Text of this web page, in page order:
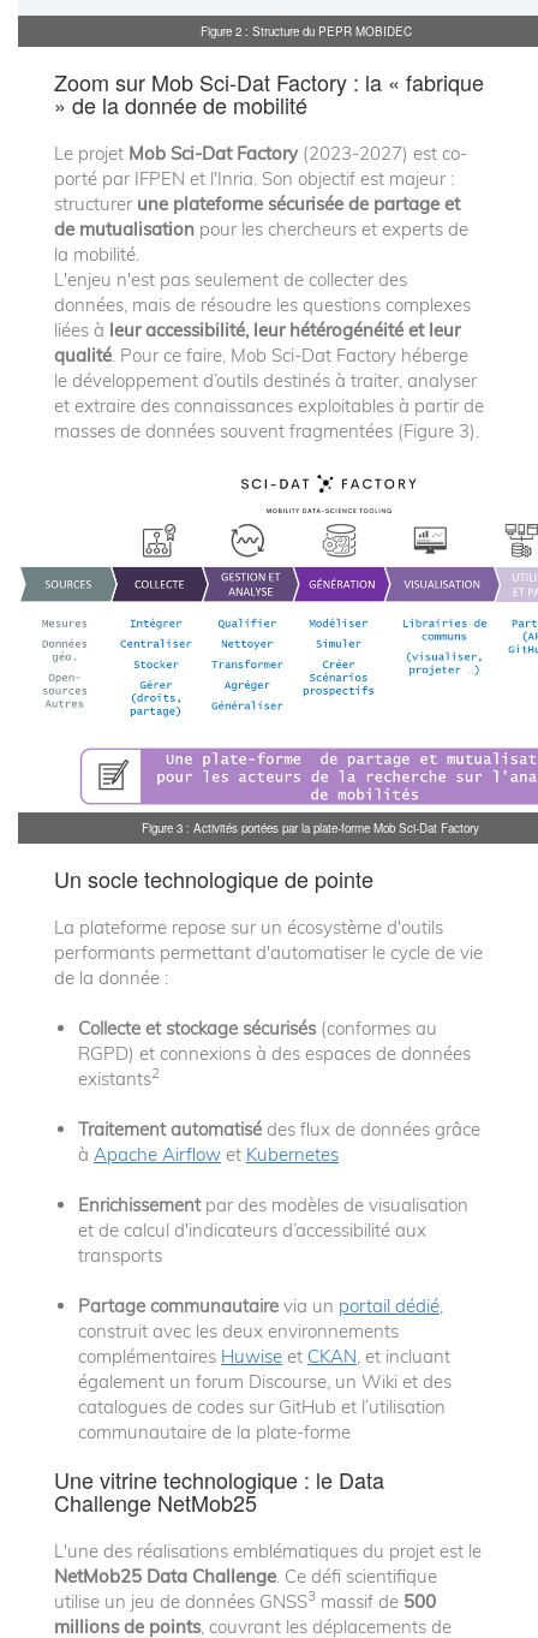
Figure 2 : Structure du PEPR MOBIDEC
Zoom sur Mob Sci-Dat Factory : la « fabrique
» de la donnée de mobilité
Le projet Mob Sci-Dat Factory(2023-2027) est co-
porté par IFPEN et l'Inria. Son objectif est majeur :
structurer une plateforme sécurisée de partage et
de mutualisation pour les chercheurs et experts de
la mobilité.
L'enjeu n'est pas seulement de collecter des
données, mais de résoudre les questions complexes
liées à leur accessibilité, leur hétérogénéité et leur
qualité . Pour ce faire, Mob Sci-Dat Factory héberge
le développement d’outils destinés à traiter, analyser
et extraire des connaissances exploitables à partir de
masses de données souvent fragmentées (Figure 3).
Figure 3 : Activités portées par la plate-forme Mob Sci-Dat Factory
Un socle technologique de pointe
La plateforme repose sur un écosystème d'outils
performants permettant d'automatiser le cycle de vie
de la donnée :
Collecte et stockage sécurisés (conformes au
RGPD) et connexions à des espaces de données
existants2
Traitement automatisé des flux de données grâce
à Apache Airflow et Kubernetes
Enrichissementpar des modèles de visualisation
et de calcul d'indicateurs d’accessibilité aux
transports
Partage communautaire via un portail dédié
construit avec les deux environnements
complémentaires Huwise et CKAN , et incluant
également un forum Discourse, un Wiki et des
catalogues de codes sur GitHub et l’utilisation
communautaire de la plate-forme
Une vitrine technologique : le Data
Challenge NetMob25
L'une des réalisations emblématiques du projet est le
NetMob25 Data Challenge . Ce défi scientifique
utilise un jeu de données GNSS3 massif de 500
millions de points, couvrant les déplacements de